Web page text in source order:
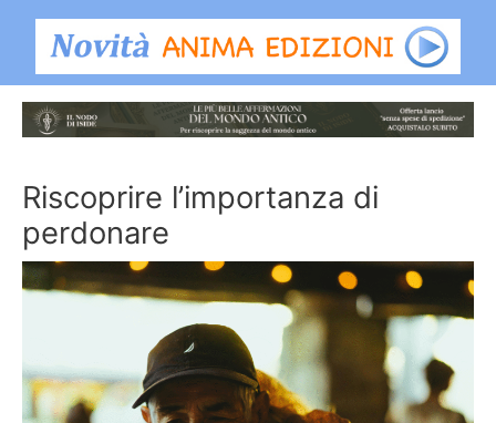
Riscoprire l’importanza di
perdonare